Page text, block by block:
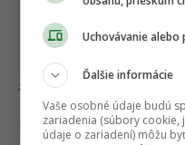
Profimedia
Pokiaľ však bol na
Uchovávanie
Ďalšie informácie
Vaše osobné údaje budú
zariadenia (súbory cookie,
údaje o zariadení) môžu